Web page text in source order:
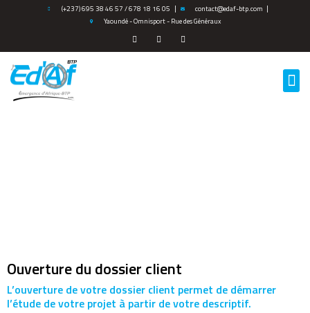
contenu
(+237) 695 38 46 57 / 678 18 16 05
contact@edaf-btp.com
Yaoundé - Omnisport - Rue des Généraux
Ouverture du dossier client
L’ouverture de votre dossier client permet de démarrer
l’étude de votre projet à partir de votre descriptif.